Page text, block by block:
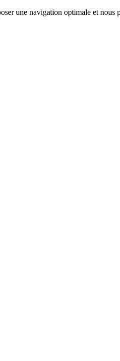
une navigation optimale et nous